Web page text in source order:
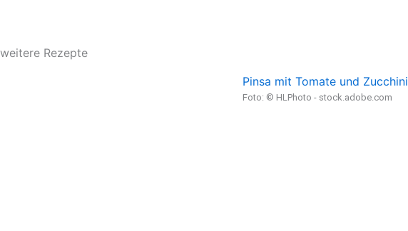
weitere Rezepte
Pinsa mit Tomate und Zucchini
Foto: © HLPhoto - stock.adobe.com